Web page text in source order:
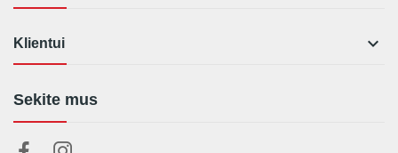
Klientui 
Sekite mus